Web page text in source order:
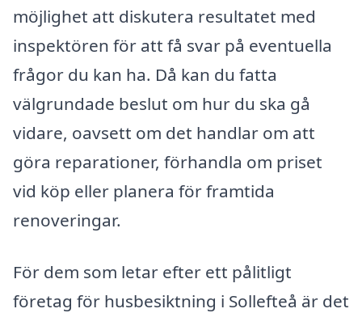
möjlighet att diskutera resultatet med
inspektören för att få svar på eventuella
frågor du kan ha. Då kan du fatta
välgrundade beslut om hur du ska gå
vidare, oavsett om det handlar om att
göra reparationer, förhandla om priset
vid köp eller planera för framtida
renoveringar.
För dem som letar efter ett pålitligt
företag för husbesiktning i Sollefteå är det